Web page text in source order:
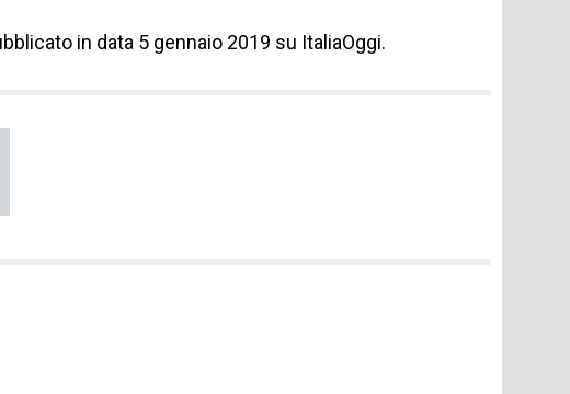
in data 5 gennaio 2019 su ItaliaOggi.